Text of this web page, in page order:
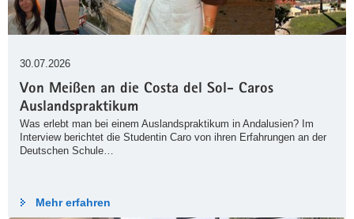
30.07.2026
Von Meißen an die Costa del Sol- Caros
Auslandspraktikum
Was erlebt man bei einem Auslandspraktikum in Andalusien? Im
Interview berichtet die Studentin Caro von ihren Erfahrungen an der
Deutschen Schule…
Mehr erfahren